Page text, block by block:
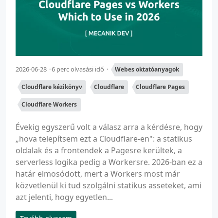
2026-06-28 6 perc olvasási idő Webes oktatóanyagok
Cloudflare kézikönyv Cloudflare Cloudflare Pages
Cloudflare Workers
Évekig egyszerű volt a válasz arra a kérdésre, hogy
„hova telepítsem ezt a Cloudflare-en": a statikus
oldalak és a frontendek a Pagesre kerültek, a
serverless logika pedig a Workersre. 2026-ban ez a
határ elmosódott, mert a Workers most már
közvetlenül ki tud szolgálni statikus asseteket, ami
azt jelenti, hogy egyetlen...